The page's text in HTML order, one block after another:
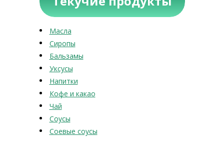
Масла
Сиропы
Бальзамы
Уксусы
Напитки
Кофе и какао
Чай
Соусы
Соевые соусы